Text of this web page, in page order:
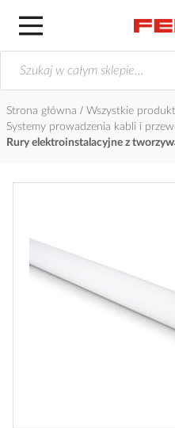
Strona główna
Wszystkie
Systemy prowadzenia kabli i
Rury elektroinstalacyjne z
galerii